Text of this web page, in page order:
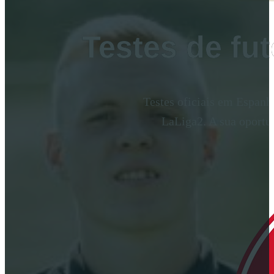
Testes de
Testes oficiais em
LaLiga2. A sua